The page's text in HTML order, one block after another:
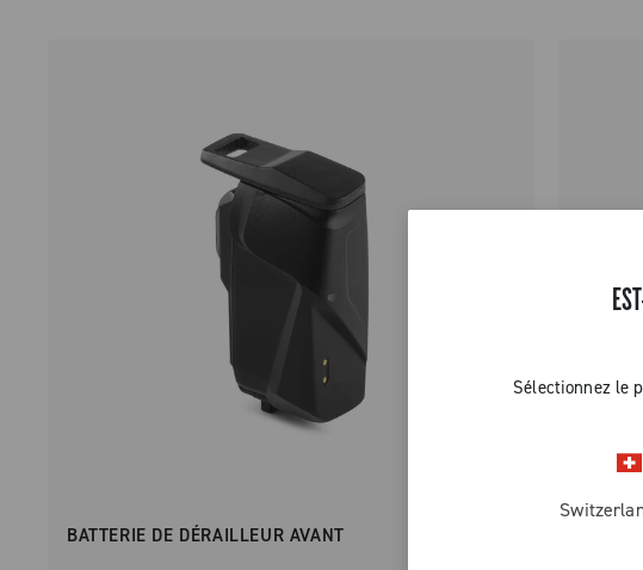
Sélectionnez le
BATTERIE DE DÉRAILLEUR AVANT